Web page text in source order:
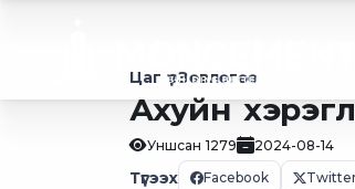
Цаг үеЗөвлөгөө
Ахуйн
Уншсан 1279 2024-08-14
Түгээх Facebook